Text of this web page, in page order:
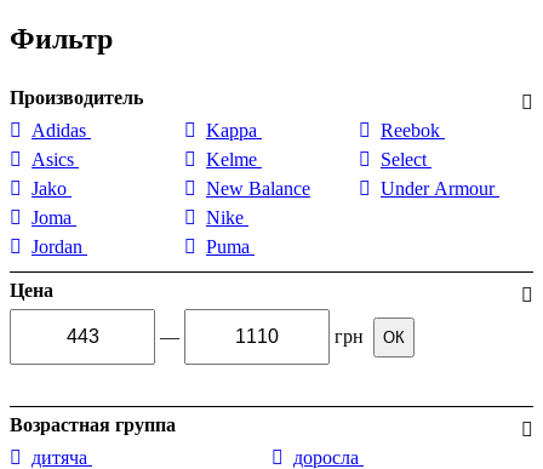
Фильтр
Производитель
Adidas
Asics
Jako
Joma
Jordan
Kappa
Kelme
New Balance
Nike
Puma
Reebok
Select
Under Armour
Цена
— грн ОК
Возрастная группа
дитяча
доросла